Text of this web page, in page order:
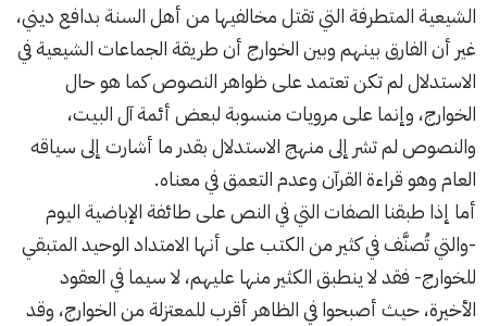
الشيعية المتطرفة التي تقتل مخالفيها من أهل السنة بدافع ديني،
غير أن الفارق بينهم وبين الخوارج أن طريقة الجماعات الشيعية في
الاستدلال لم تكن تعتمد على ظواهر النصوص كما هو حال
الخوارج، وإنما على مرويات منسوبة لبعض أئمة آل البيت،
والنصوص لم تشر إلى منهج الاستدلال بقدر ما أشارت إلى سياقه
العام وهو قراءة القرآن وعدم التعمق في معناه.
أما إذا طبقنا الصفات التي في النص على طائفة الإباضية اليوم
-والتي تُصنَّف في كثير من الكتب على أنها الامتداد الوحيد المتبقي
للخوارج- فقد لا ينطبق الكثير منها عليهم، لا سيما في العقود
الأخيرة، حيث أصبحوا في الظاهر أقرب للمعتزلة من الخوارج، وقد